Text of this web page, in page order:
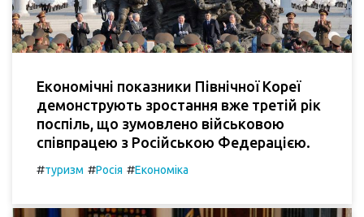
Економічні показники Північної Кореї
демонструють зростання вже третій рік
поспіль, що зумовлено військовою
співпрацею з Російською Федерацією.
#туризм #Росія #Економіка